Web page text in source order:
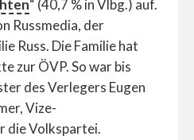
“ (40,7 % in Vlbg.) auf.
Russmedia, der
Russ. Die Familie hat
zur ÖVP. So war bis
des Verlegers Eugen
Vize-
die Volkspartei.